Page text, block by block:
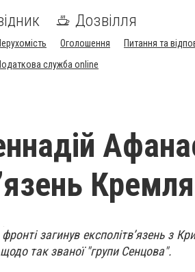
Дозвілля
Оголошення Питання та
служба online
Кремля
загинув експолітв’язень з
так званої "групи Сенцова".